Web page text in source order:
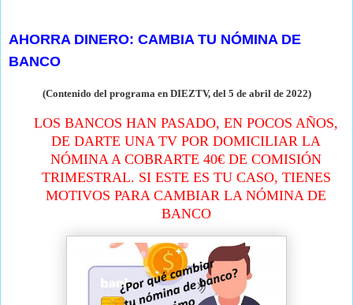
AHORRA DINERO: CAMBIA TU NÓMINA DE
BANCO
(Contenido del programa en DIEZTV, del 5 de abril de 2022)
LOS BANCOS HAN PASADO, EN POCOS AÑOS,
DE DARTE UNA TV POR DOMICILIAR LA
NÓMINA A COBRARTE 40€ DE COMISIÓN
TRIMESTRAL. SI ESTE ES TU CASO, TIENES
MOTIVOS PARA CAMBIAR LA NÓMINA DE
BANCO